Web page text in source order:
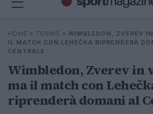
Cerca
HOME » TENNIS » WIMBLEDON, ZVEREV
IL MATCH CON LEHEČKA RIPRENDERÀ
CENTRALE
Wimbledon, Zverev in
ma il match con
riprenderà domani al